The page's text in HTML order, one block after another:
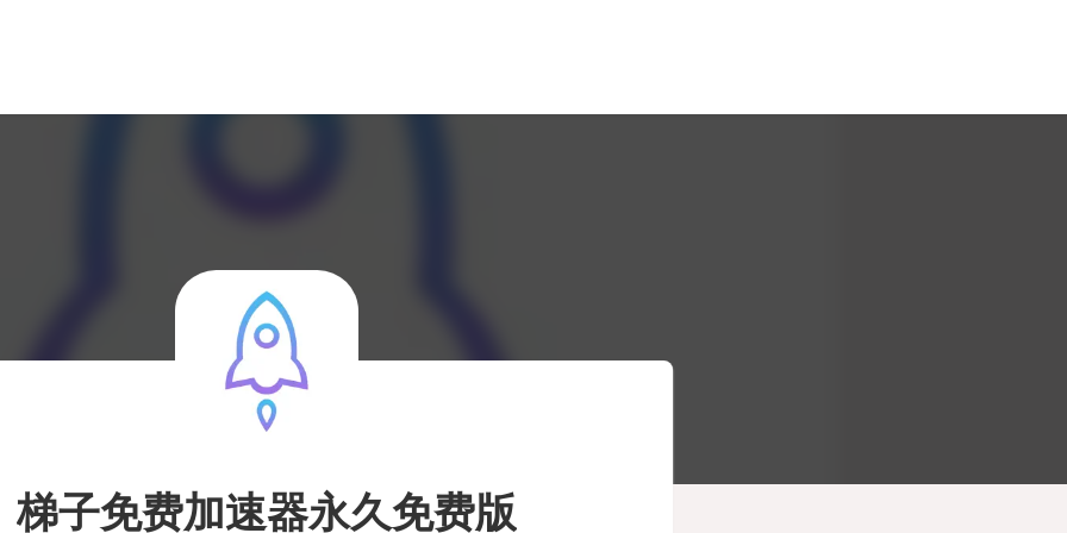
梯子免费加速器永久免费版